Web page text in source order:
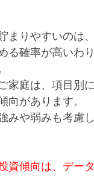
まりやすいのは
る確率が高いわ
家庭は、項目別
向があります。
みや弱みも考慮
資傾向は、デー